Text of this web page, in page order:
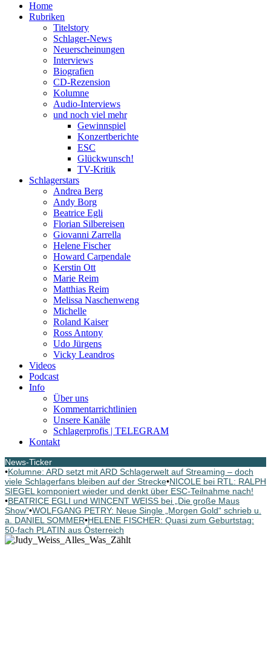
Home
Rubriken
Titelstory
Schlager-News
Neuerscheinungen
Interviews
Biografien
CD-Rezension
Kolumne
Audio-Interviews
und noch viel mehr
Gewinnspiel
Konzertberichte
ESC
Glückwunsch!
TV-Kritik
Schlagerstars
Andrea Berg
Andy Borg
Beatrice Egli
Florian Silbereisen
Giovanni Zarrella
Helene Fischer
Howard Carpendale
Kerstin Ott
Marie Reim
Matthias Reim
Melissa Naschenweng
Michelle
Roland Kaiser
Ross Antony
Udo Jürgens
Vicky Leandros
Videos
Podcast
Info
Über uns
Kommentarrichtlinien
Unsere Kanäle
Schlagerprofis | TELEGRAM
Kontakt
News-Ticker
•Kolumne: ARD setzt mit ARD Schlagerwelt auf Streaming – doch
viele Schlagerfans bleiben auf der Strecke•NICOLE bei RTL: RALPH
SIEGEL komponiert wieder und denkt über ESC-Teilnahme nach!
•BEATRICE EGLI und WINCENT WEISS bei „Die große Maus
Show“•WOLFGANG PETRY: Neue Single „Morgen Gold“ schrieb u.
a. DANIEL SOMMER•HELENE FISCHER: Quasi zum Geburtstag:
50-fach PLATIN aus Österreich